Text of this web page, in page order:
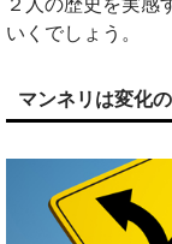
いくでしょう。
マンネリは変化